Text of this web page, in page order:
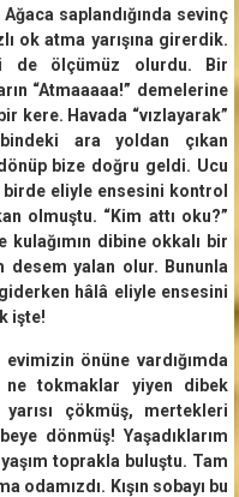
saplandığında sevinç
ok atma yarışına girerdik.
de ölçümüz olurdu. Bir
“Atmaaaaa!” demelerine
kere. Havada “vızlayarak”
ara yoldan çıkan
bize doğru geldi. Ucu
eliyle ensesini kontrol
olmuştu. “Kim attı oku?”
kulağımın dibine okkalı bir
desem yalan olur. Bununla
hâlâ eliyle ensesini
işte!
önüne vardığımda
tokmaklar yiyen dibek
yarısı çökmüş, mertekleri
dönmüş! Yaşadıklarım
toprakla buluştu. Tam
odamızdı. Kışın sobayı bu